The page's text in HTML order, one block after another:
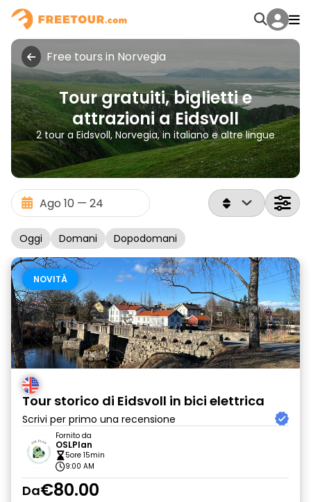
Free tours in Norvegia
Tour gratuiti, biglietti e
attrazioni a Eidsvoll
2 tour a Eidsvoll, Norvegia, in italiano e altre lingue
Oggi Domani Dopodomani
NOVITÀ
Tour storico di Eidsvoll in bici elettrica
Scrivi per primo una recensione
Fornito da
OSLPlan
5ore 15min
9:00 AM
Da€80.00